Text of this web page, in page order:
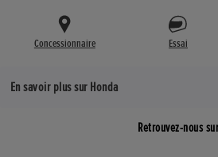
Concessionnaire Essai
En savoir plus sur Honda
Retrouvez-nous